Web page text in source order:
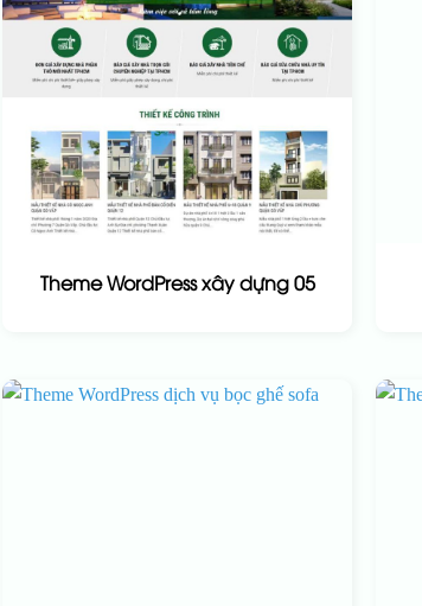
Theme WordPress xây dựng 05